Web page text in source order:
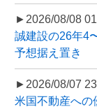
►2026/08/08
誠建設の26年4
予想据え置き
►2026/08/07
米国不動産への